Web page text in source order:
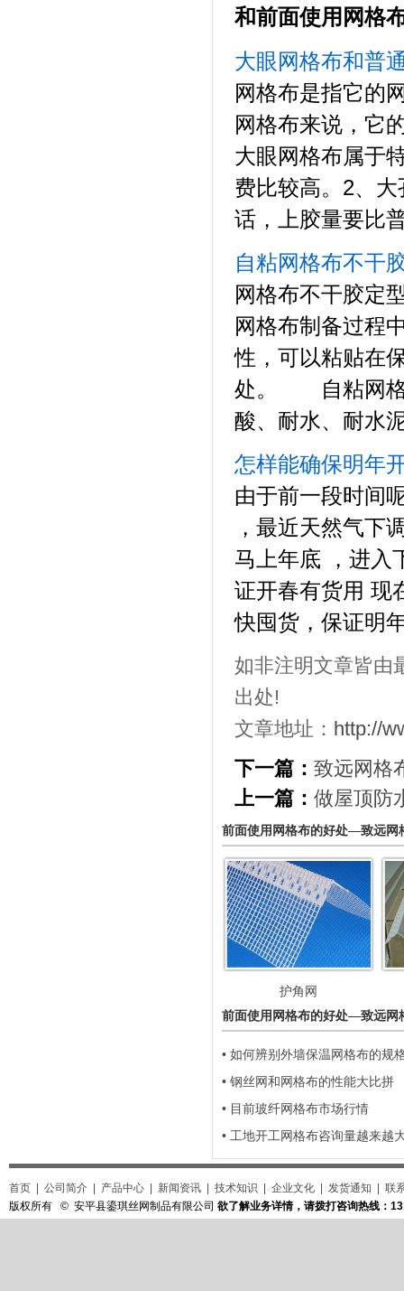
和前面使用网格
大眼网格布和普
网格布是指它的
网格布来说，它
大眼网格布属于
费比较高。2、
话，上胶量要比
自粘网格布不干
网格布不干胶
网格布制备过程
性，可以粘贴在
处。 自粘网格
酸、耐水、耐水
怎样能确保明年
由于前一段时间
，最近天然气下
马上年底 ，进入
证开春有货用 现
快囤货，保证明
如非注明文章皆由
出处!
文章地址： http://
下一篇： 致远网格
上一篇： 做屋顶防
前面使用网格布的好处—致远网
护角网
前面使用网格布的好处—致远网
• 如何辨别外墙保温网格布的规
• 钢丝网和网格布的性能大比拼
• 目前玻纤网格布市场行情
• 工地开工网格布咨询量越来越
首页 公司简介 产品中心 新闻资讯 技术知识 企业文化 发货通知
联
版权所有 © 安平县鎏琪丝网制品有限公司 欲了解业务详情，请拨打咨询热线：